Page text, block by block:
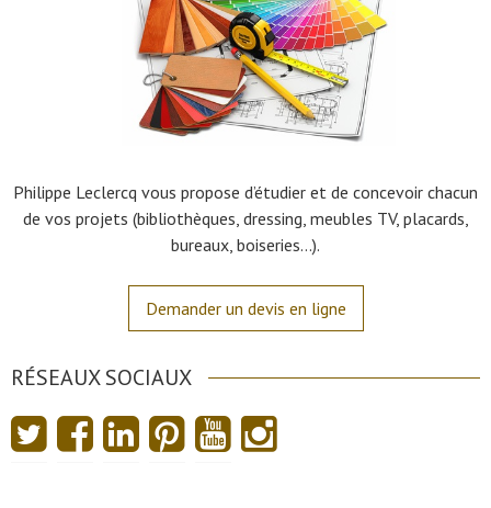
Philippe Leclercq vous propose d’étudier et de concevoir chacun
de vos projets (bibliothèques, dressing, meubles TV, placards,
bureaux, boiseries…).
Demander un devis en ligne
RÉSEAUX SOCIAUX